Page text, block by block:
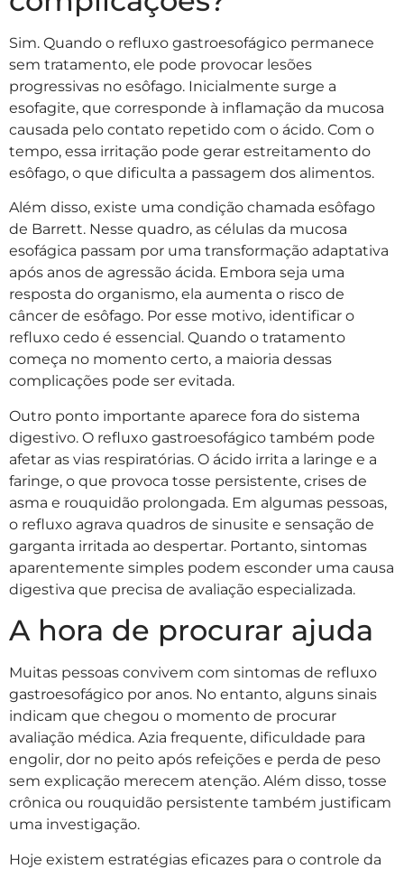
Sim. Quando o refluxo gastroesofágico permanece
sem tratamento, ele pode provocar lesões
progressivas no esôfago. Inicialmente surge a
esofagite, que corresponde à inflamação da mucosa
causada pelo contato repetido com o ácido. Com o
tempo, essa irritação pode gerar estreitamento do
esôfago, o que dificulta a passagem dos alimentos.
Além disso, existe uma condição chamada esôfago
de Barrett. Nesse quadro, as células da mucosa
esofágica passam por uma transformação adaptativa
após anos de agressão ácida. Embora seja uma
resposta do organismo, ela aumenta o risco de
câncer de esôfago. Por esse motivo, identificar o
refluxo cedo é essencial. Quando o tratamento
começa no momento certo, a maioria dessas
complicações pode ser evitada.
Outro ponto importante aparece fora do sistema
digestivo. O refluxo gastroesofágico também pode
afetar as vias respiratórias. O ácido irrita a laringe e a
faringe, o que provoca tosse persistente, crises de
asma e rouquidão prolongada. Em algumas pessoas,
o refluxo agrava quadros de sinusite e sensação de
garganta irritada ao despertar. Portanto, sintomas
aparentemente simples podem esconder uma causa
digestiva que precisa de avaliação especializada.
A hora de procurar ajuda
Muitas pessoas convivem com sintomas de refluxo
gastroesofágico por anos. No entanto, alguns sinais
indicam que chegou o momento de procurar
avaliação médica. Azia frequente, dificuldade para
engolir, dor no peito após refeições e perda de peso
sem explicação merecem atenção. Além disso, tosse
crônica ou rouquidão persistente também justificam
uma investigação.
Hoje existem estratégias eficazes para o controle da